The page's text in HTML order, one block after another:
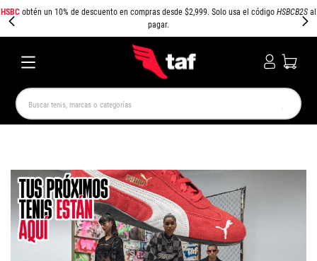
HSBC obtén un 10% de descuento en compras desde $2,999. Solo usa el código HSBCB2S al
pagar.
Buscar tenis, marcas o categorías
SPEZIAL SPEEDCAT JORDAN 1
PUMA SPEEDCAT CAMPUS